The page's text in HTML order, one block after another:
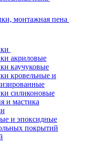
монтажная пена
акриловые
каучуковые
кровельные и
силиконовые
и мастика
и эпоксидные
покрытий